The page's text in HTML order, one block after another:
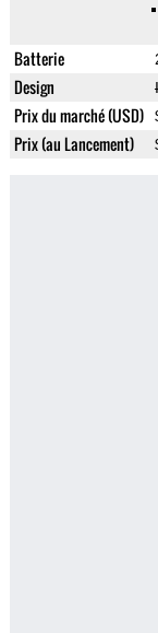
Batterie
Design
Prix du marché (USD)
Prix (au Lancement)